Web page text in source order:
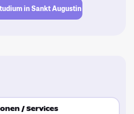
in Sankt Augustin
/ Services